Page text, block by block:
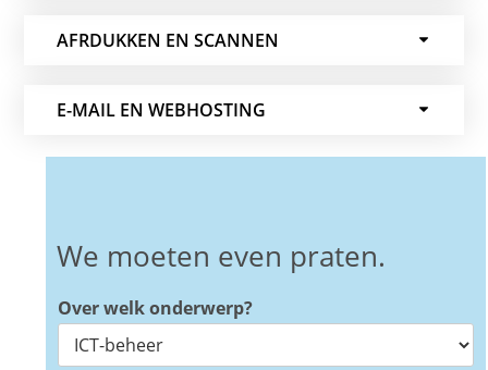
AFRDUKKEN EN SCANNEN
E-MAIL EN WEBHOSTING
We moeten even praten.
Over welk onderwerp?